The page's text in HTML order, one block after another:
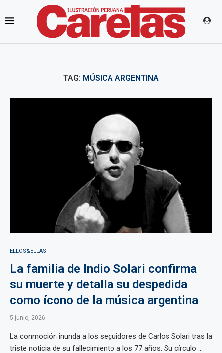
TAG: MÚSICA ARGENTINA
ELLOS&ELLAS
La familia de Indio Solari confirma
su muerte y detalla su despedida
como ícono de la música argentina
5 junio, 2026
La conmoción inunda a los seguidores de Carlos Solari tras la
triste noticia de su fallecimiento a los 77 años. Su círculo ...